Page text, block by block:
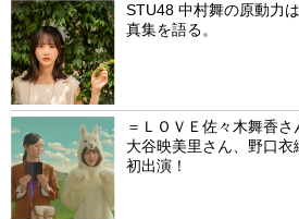
STU48 中村舞の原動力
真集を語る。
＝ＬＯＶＥ佐々木舞香さ
大谷映美里さん、野口
初出演！